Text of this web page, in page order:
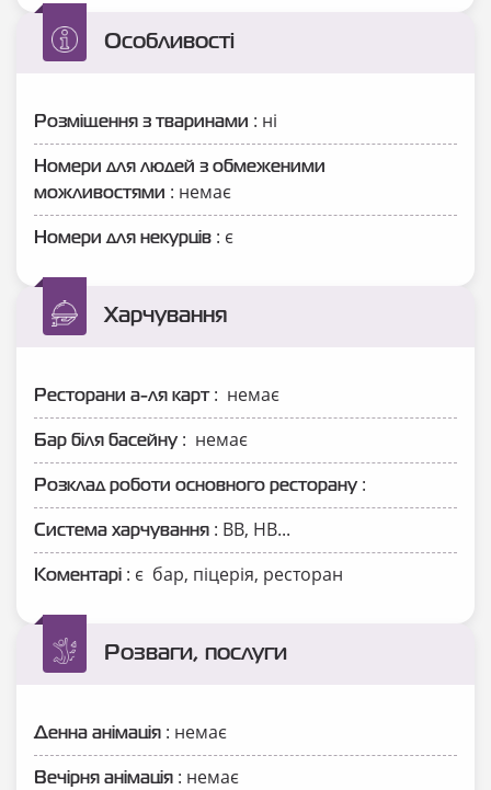
Особливості
Розміщення з тваринами : ні
Номери для людей з обмеженими
можливостями : немає
Номери для некурців : є
Харчування
Ресторани а-ля карт: немає
Бар біля басейну : немає
Розклад роботи основного ресторану :
Система харчування : ВВ, НВ...
Коментарі : є бар, піцерія, ресторан
Розваги, послуги
Денна анімація : немає
Вечірня анімація : немає